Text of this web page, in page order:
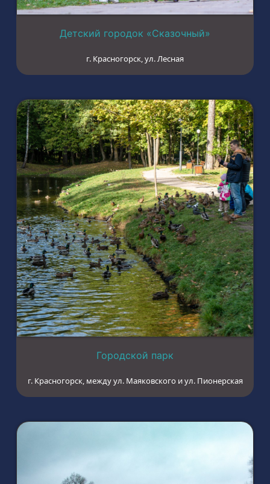
Детский городок «Сказочный»
г. Красногорск, ул. Лесная
Городской парк
г. Красногорск, между ул. Маяковского и ул. Пионерская